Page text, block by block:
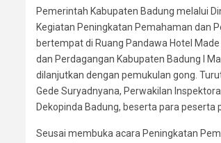
Pemerintah Kabupaten Badung melalui
Kegiatan Peningkatan Pemahaman dan
bertempat di Ruang Pandawa Hotel
dan Perdagangan Kabupaten Badung I
dilanjutkan dengan pemukulan gong.
Gede Suryadnyana, Perwakilan
Dekopinda Badung, beserta para
Seusai membuka acara Peningkatan